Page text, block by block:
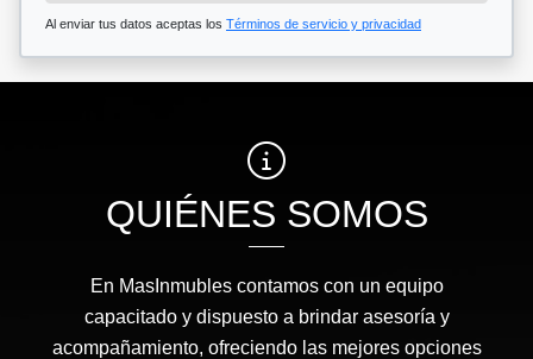
Al enviar tus datos aceptas los Términos de servicio y privacidad
QUIÉNES SOMOS
En MasInmubles contamos con un equipo
capacitado y dispuesto a brindar asesoría y
acompañamiento, ofreciendo las mejores opciones